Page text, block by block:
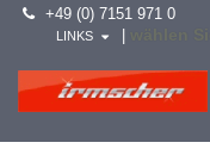
+49 (0) 7151 971 0
LINKS